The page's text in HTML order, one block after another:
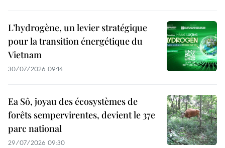
L’hydrogène, un levier stratégique
pour la transition énergétique du
Vietnam
30/07/2026 09:14
Ea Sô, joyau des écosystèmes de
forêts sempervirentes, devient le 37e
parc national
29/07/2026 09:30